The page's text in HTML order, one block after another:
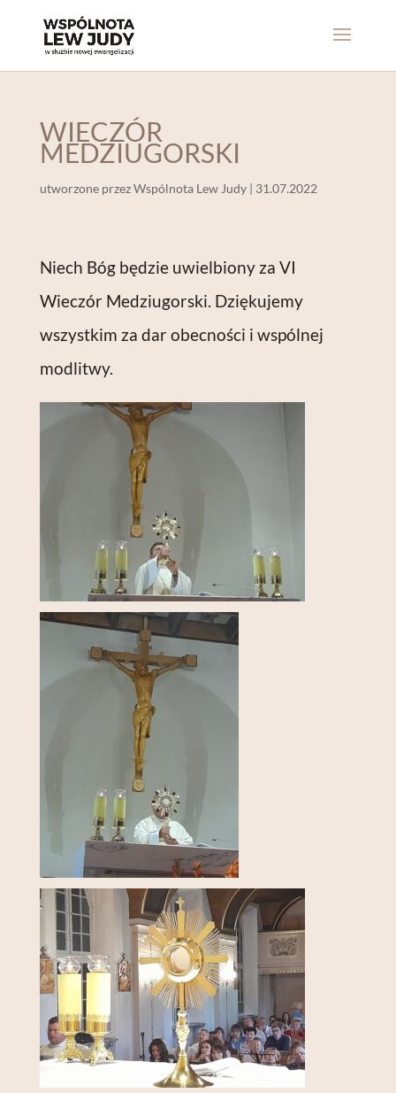
WIECZÓR
MEDZIUGORSKI
utworzone przezWspólnota Lew Judy| 31.07.2022
Niech Bóg będzie uwielbiony za VI
Wieczór Medziugorski. Dziękujemy
wszystkim za dar obecności i wspólnej
modlitwy.